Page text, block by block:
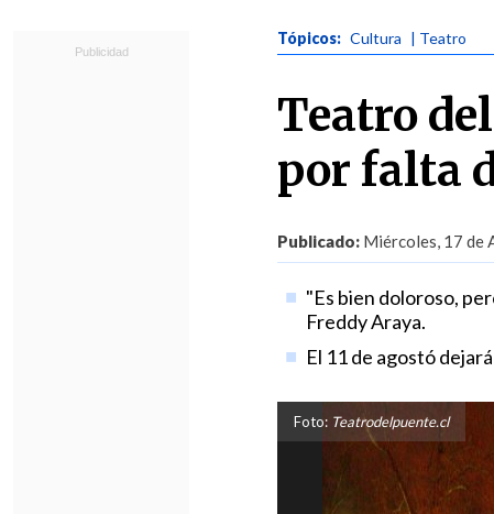
Tópicos: Cultura | Teatro
Teatro
por falta
Publicado: Miércoles, 17 de
"Es bien doloroso,
Freddy Araya.
El 11 de agostó
Foto: Teatrodelpuente.cl